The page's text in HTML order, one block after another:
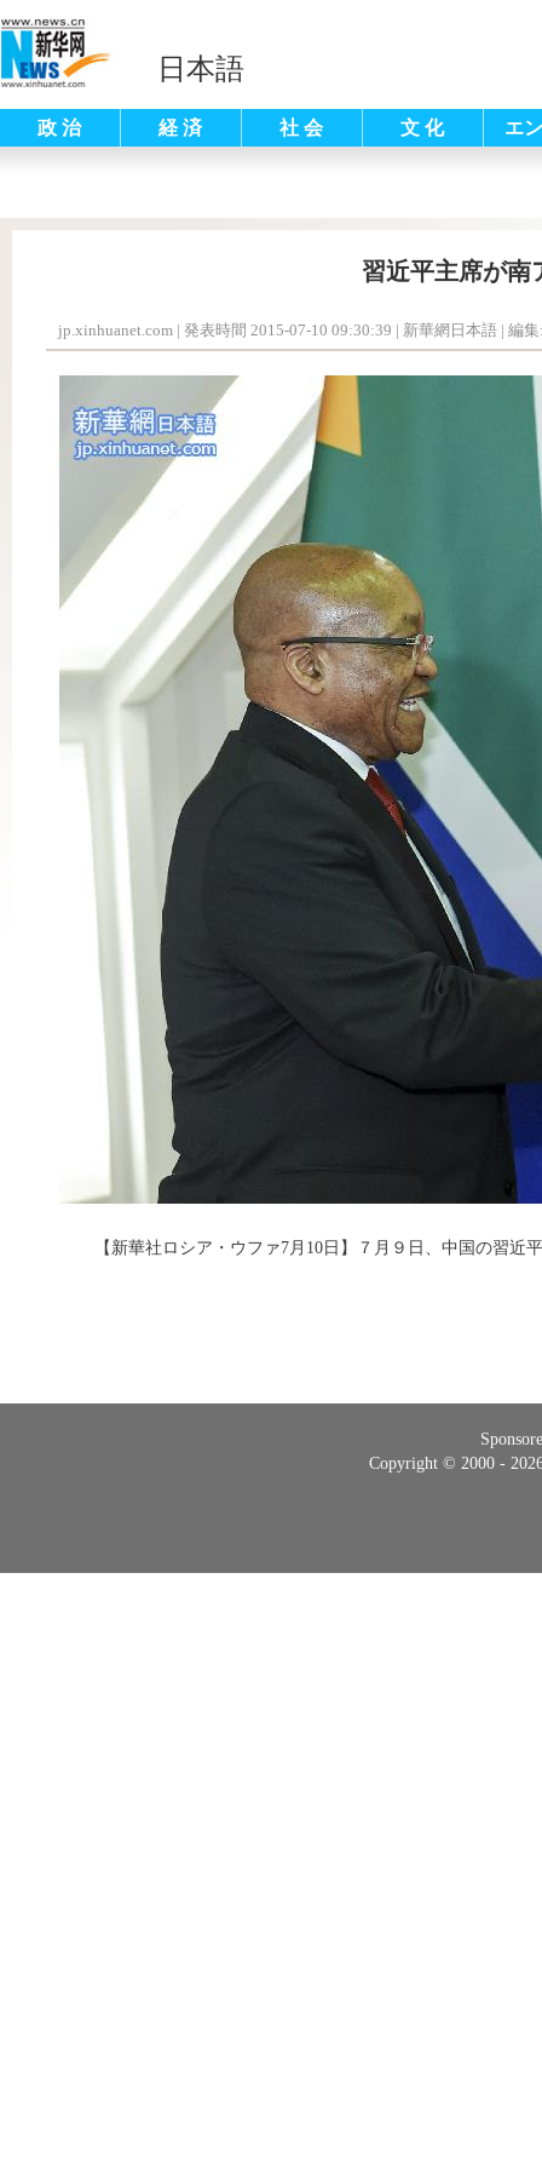
日本語
政 治 経 済 社 会 文 化 エ
習近平主席が南
jp.xinhuanet.com | 発表時間 2015-07-10 09:30:39 | 新華網日本語 | 編
【新華社ロシア・ウファ7月10日】７月９日、中国の習近
Copyright © 2000 -